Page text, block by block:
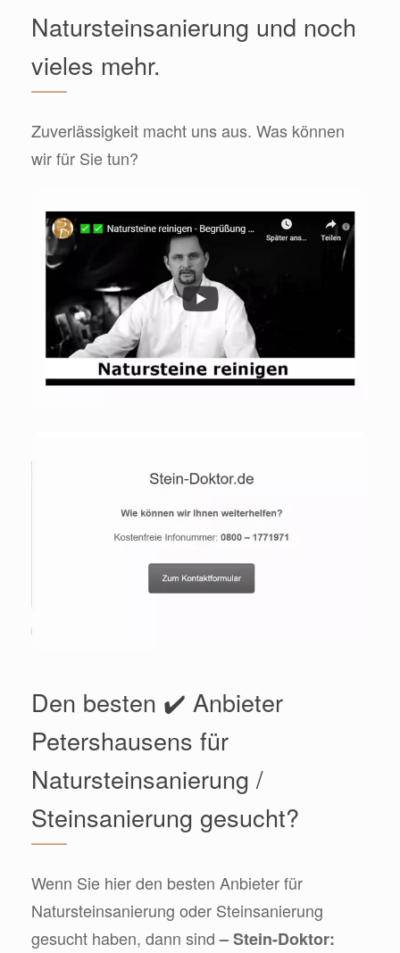
Natursteinsanierung und noch
vieles mehr.
Zuverlässigkeit macht uns aus. Was können
wir für Sie tun?
Den besten ✔️ Anbieter
Petershausens für
Natursteinsanierung /
Steinsanierung gesucht?
Wenn Sie hier den besten Anbieter für
Natursteinsanierung oder Steinsanierung
gesucht haben, dann sind– Stein-Doktor: